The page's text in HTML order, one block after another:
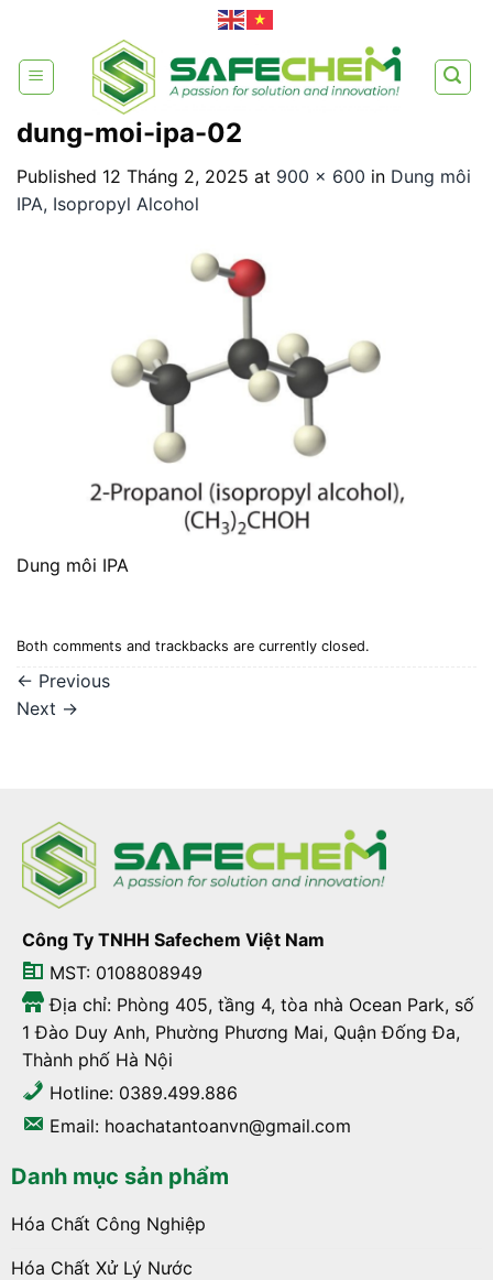
content
dung-moi-ipa-02
Published 12 Tháng 2, 2025 at 900 × 600 in Dung môi
IPA, Isopropyl Alcohol
Dung môi IPA
Both comments and trackbacks are currently closed.
← Previous
Next →
Công Ty TNHH Safechem Việt Nam
MST: 0108808949
Địa chỉ: Phòng 405, tầng 4, tòa nhà Ocean Park, số
1 Đào Duy Anh, Phường Phương Mai, Quận Đống Đa,
Thành phố Hà Nội
Hotline: 0389.499.886
Email: hoachatantoanvn@gmail.com
Danh mục sản phẩm
Hóa Chất Công Nghiệp
Hóa Chất Xử Lý Nước